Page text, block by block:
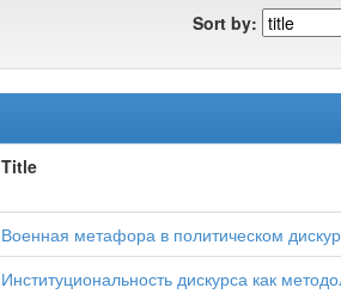
Sort by:
Title
Военная метафора в политическом
Институциональность дискурса как